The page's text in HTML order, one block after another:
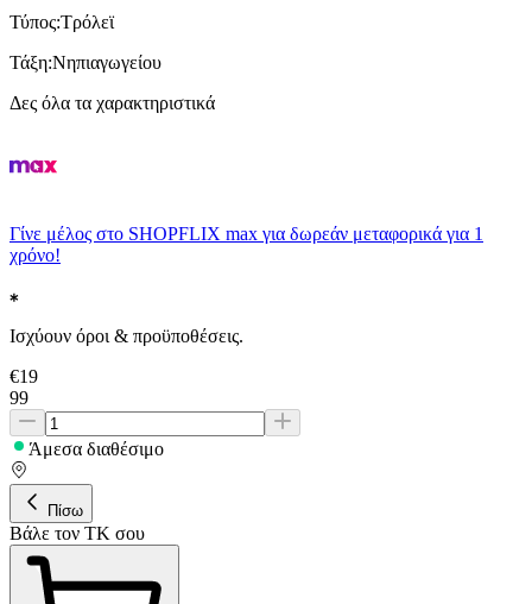
Τύπος:Τρόλεϊ
Τάξη:Νηπιαγωγείου
Δες όλα τα χαρακτηριστικά
Γίνε μέλος στο SHOPFLIX max για δωρεάν μεταφορικά για 1
χρόνο!
Ισχύουν όροι & προϋποθέσεις.
€19
99
Άμεσα διαθέσιμο
Πίσω
Βάλε τον ΤΚ σου